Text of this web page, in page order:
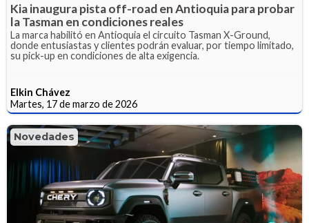
Kia inaugura pista off-road en Antioquia para probar
la Tasman en condiciones reales
La marca habilitó en Antioquia el circuito Tasman X-Ground,
donde entusiastas y clientes podrán evaluar, por tiempo limitado,
su pick-up en condiciones de alta exigencia.
Elkin Chávez
Martes, 17 de marzo de 2026
Novedades